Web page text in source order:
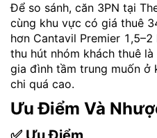
Để so sánh, căn 3PN tại
cùng khu vực có giá thuê
hơn Cantavil Premier
thu hút nhóm khách thuê
gia đình tầm trung muốn ở
chi quá cao.
Ưu Điểm Và